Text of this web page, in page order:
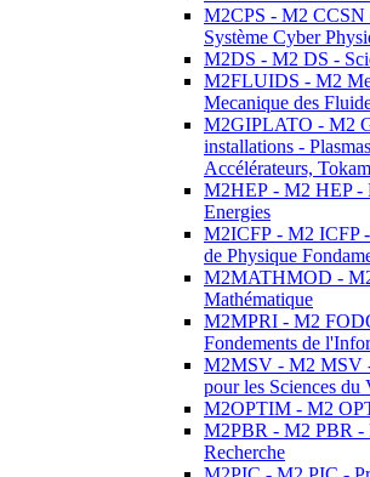
M2CPS - M2 CCSN
Système Cyber
M2DS - M2 DS -
M2FLUIDS - M2
Mecanique des
M2GIPLATO - M2
installations -
Accélérateurs,
M2HEP - M2 HEP -
Energies
M2ICFP - M2 ICFP
de Physique
M2MATHMOD -
Mathématique
M2MPRI - M2
Fondements de
M2MSV - M2 MSV
pour les Sciences du
M2OPTIM - M2
M2PBR - M2 PBR -
Recherche